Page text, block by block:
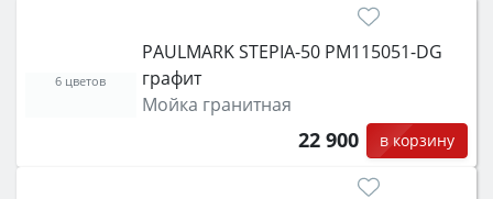
PAULMARK STEPIA-50 PM115051-DG
графит
Мойка гранитная
22 900 в корзину
6 цветов